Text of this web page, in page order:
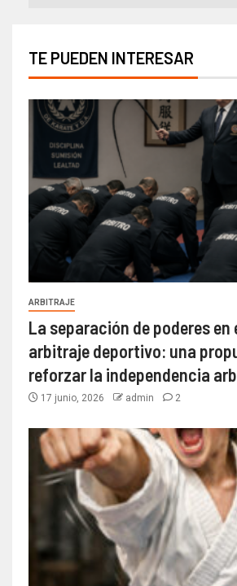
TE PUEDEN INTERESAR
ARBITRAJE
La separación de poderes
arbitraje deportivo: una
reforzar la independencia
17 junio, 2026 admin 2